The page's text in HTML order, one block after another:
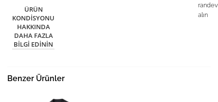
ÜRÜN
KONDISYONU
HAKKINDA
DAHA FAZLA
BILGI EDININ
alın
Benzer Ürünler